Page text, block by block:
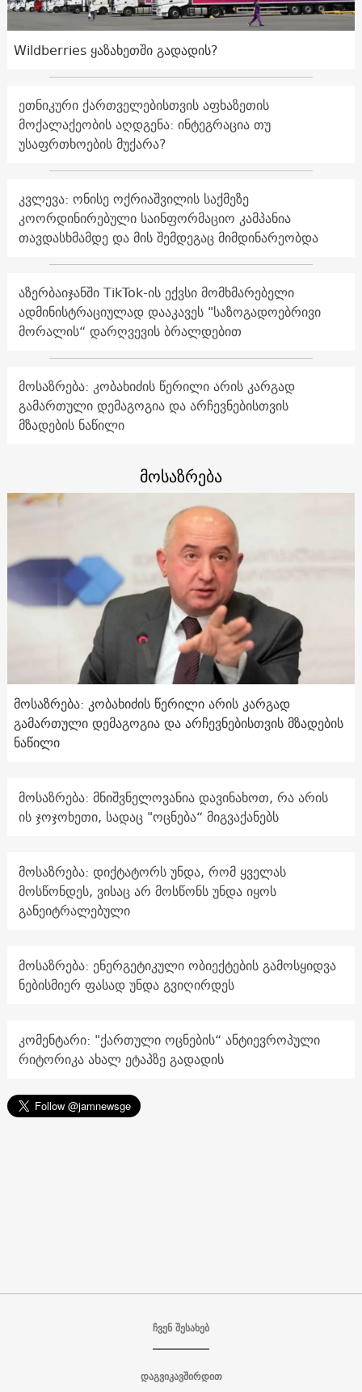
Wildberries ყაზახეთში გადადის?
ეთნიკური ქართველებისთვის აფხაზეთის
მოქალაქეობის აღდგენა: ინტეგრაცია თუ
უსაფრთხოების მუქარა?
კვლევა: ონისე ოქრიაშვილის საქმეზე
კოორდინირებული საინფორმაციო კამპანია
თავდასხმამდე და მის შემდეგაც მიმდინარეობდა
აზერბაიჯანში TikTok-ის ექვსი მომხმარებელი
ადმინისტრაციულად დააკავეს "საზოგადოებრივი
მორალის“ დარღვევის ბრალდებით
მოსაზრება: კობახიძის წერილი არის კარგად
გამართული დემაგოგია და არჩევნებისთვის
მზადების ნაწილი
მოსაზრება
მოსაზრება: კობახიძის წერილი არის კარგად
გამართული დემაგოგია და არჩევნებისთვის მზადების
ნაწილი
მოსაზრება: მნიშვნელოვანია დავინახოთ, რა არის
ის ჯოჯოხეთი, სადაც "ოცნება“ მიგვაქანებს
მოსაზრება: დიქტატორს უნდა, რომ ყველას
მოსწონდეს, ვისაც არ მოსწონს უნდა იყოს
განეიტრალებული
მოსაზრება: ენერგეტიკული ობიექტების გამოსყიდვა
ნებისმიერ ფასად უნდა გვიღირდეს
კომენტარი: "ქართული ოცნების“ ანტიევროპული
რიტორიკა ახალ ეტაპზე გადადის
ჩვენ შესახებ
დაგვიკავშირდით